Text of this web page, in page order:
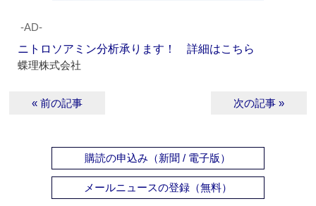
‐AD‐
ニトロソアミン分析承ります！ 詳細はこちら
蝶理株式会社
« 前の記事 次の記事 »
購読の申込み（新聞 / 電子版）
メールニュースの登録（無料）